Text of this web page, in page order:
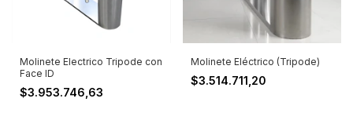
Molinete Electrico Tripode con
Face ID
$3.953.746,63
Molinete Eléctrico (Tripode)
$3.514.711,20